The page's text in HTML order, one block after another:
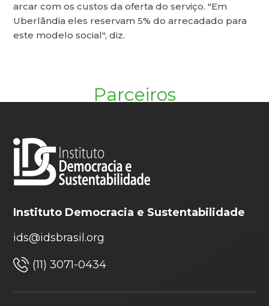
arcar com os custos da oferta do serviço. "Em
Uberlândia eles reservam 5% do arrecadado para
este modelo social", diz.
Parceiros
Instituto Democracia e Sustentabilidade
ids@idsbrasil.org
(11) 3071-0434